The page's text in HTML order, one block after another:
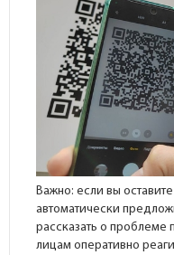
Важно: если вы
автоматически
рассказать о проблеме
лицам оперативно